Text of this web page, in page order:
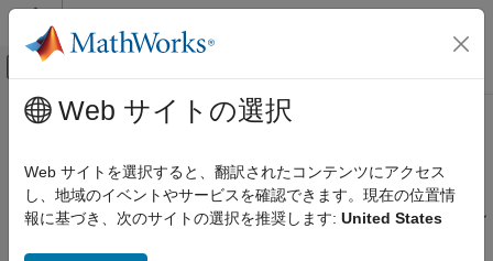
コンテンツへスキップ
オフキャンバス ナビゲーション メ
ドキュメンテーションのホーム
Simulink でサポートされているハードウェア
Arduino ハードウェア
メインコンテンツ
モーターおよびビークル センサー
モーターや車両の用途に使用されるセンサー
モーターや車両の動作から生じる物理特性を測定するためのセン
Web サイトの選択
Web サイトを選択すると、翻訳されたコンテンツにアクセス
し、地域のイベントやサービスを確認できます。現在の位置情
報に基づき、次のサイトの選択を推奨します: United States